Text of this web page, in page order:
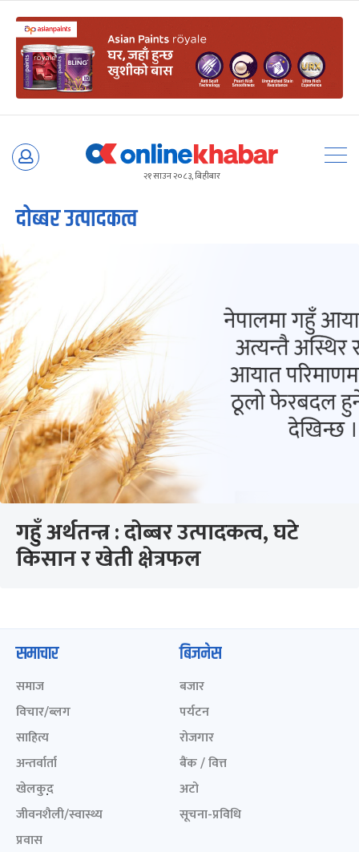
Skip
२१ साउन २०८३, बिहीबार
दोब्बर उत्पादकत्व
गहुँ अर्थतन्त्र : दोब्बर उत्पादकत्व, घटे
किसान र खेती क्षेत्रफल
समाचार
समाज
विचार/ब्लग
साहित्य
अन्तर्वार्ता
खेलकुद़़
जीवनशैली/स्वास्थ्य
प्रवास
बिजनेस
बजार
पर्यटन
रोजगार
बैंक / वित्त
अटो
सूचना-प्रविधि